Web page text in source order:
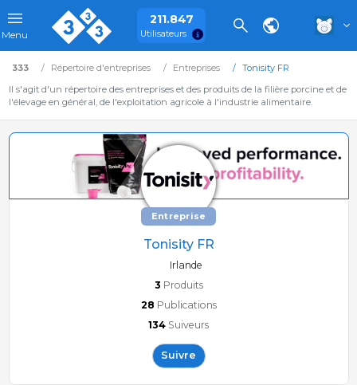
Menu
211.847
Utilisateurs
333 Répertoire d'entreprises Entreprises
Tonisity FR
Il s'agit d'un répertoire des entreprises et des produits de la filière porcine et de
l'élevage en général, de l'exploitation agricole à l'industrie alimentaire.
Entreprise
Tonisity FR
Irlande
3 Produits
28 Publications
134 Suiveurs
Suivre